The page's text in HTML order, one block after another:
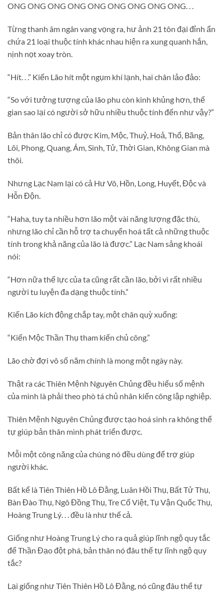
ONG ONG ONG ONG ONG ONG ONG ONG ONG. . .
Từng thanh âm ngân vang vọng ra, hư ảnh 21 tôn đại đỉnh ẩn
chứa 21 loại thuộc tính khác nhau hiện ra xung quanh hắn,
nịnh nọt xoay tròn.
“Hít. . .” Kiến Lão hít một ngụm khí lạnh, hai chân lảo đảo:
“So với tưởng tượng của lão phu còn kinh khủng hơn, thế
gian sao lại có người sở hữu nhiều thuộc tính đến như vậy?”
Bản thân lão chỉ có được Kim, Mộc, Thuỷ, Hoả, Thổ, Băng,
Lôi, Phong, Quang, Ám, Sinh, Tử, Thời Gian, Không Gian mà
thôi.
Nhưng Lạc Nam lại có cả Hư Vô, Hồn, Long, Huyết, Độc và
Hỗn Độn.
“Haha, tuy ta nhiều hơn lão một vài năng lượng đặc thù,
nhưng lão chỉ cần hỗ trợ ta chuyển hoá tất cả những thuộc
tính trong khả năng của lão là được.” Lạc Nam sảng khoái
nói:
“Hơn nữa thế lực của ta cũng rất cần lão, bởi vì rất nhiều
người tu luyện đa dạng thuộc tính.”
Kiến Lão kích động chắp tay, một chân quỳ xuống:
“Kiến Mộc Thần Thụ tham kiến chủ công.”
Lão chờ đợi vô số năm chính là mong một ngày này.
Thật ra các Thiên Mệnh Nguyên Chủng đều hiểu số mệnh
của mình là phải theo phò tá chủ nhân kiến công lập nghiệp.
Thiên Mệnh Nguyên Chủng được tạo hoá sinh ra không thể
tự giúp bản thân mình phát triển được.
Mỗi một công năng của chúng nó đều dùng để trợ giúp
người khác.
Bất kể là Tiên Thiên Hồ Lô Đằng, Luân Hồi Thụ, Bất Tử Thụ,
Bàn Đào Thụ, Ngô Đồng Thụ, Tre Cổ Việt, Tụ Vận Quốc Thụ,
Hoàng Trung Lý. . . đều là như thế cả.
Giống như Hoàng Trung Lý cho ra quả giúp lĩnh ngộ quy tắc
để Thần Đạo đột phá, bản thân nó đâu thể tự lĩnh ngộ quy
tắc?
Lại giống như Tiên Thiên Hồ Lô Đằng, nó cũng đâu thể tự